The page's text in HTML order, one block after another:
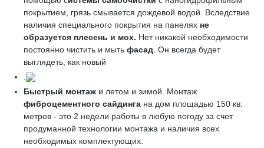
покрытием, грязь смывается дождевой водой. Вследствие
наличия специального покрытия на панелях не
образуется плесень и мох. Нет никакой необходимости
постоянно чистить и мыть фасад . Он всегда будет
выглядеть, как новый
Быстрый монтаж и летом и зимой. Монтаж
фиброцементного сайдинга на дом площадью 150 кв.
метров - это 2 недели работы в любую погоду за счет
продуманной технологии монтажа и наличия всех
необходимых комплектующих.